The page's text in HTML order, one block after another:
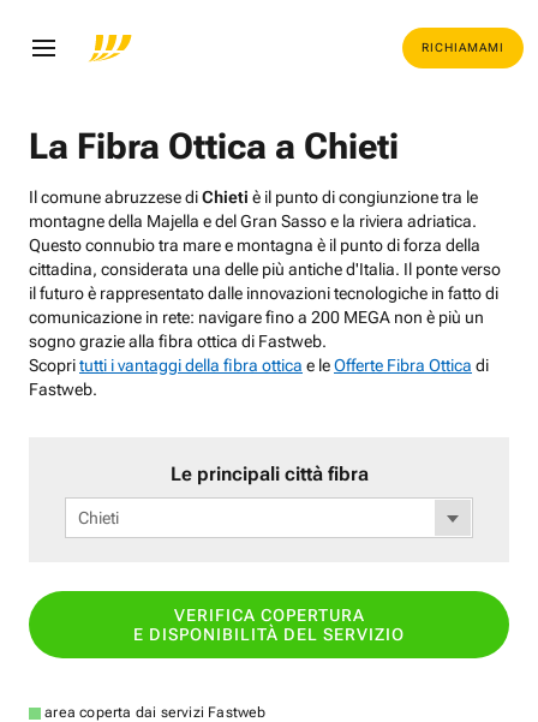
RICHIAMAMI
La Fibra Ottica a Chieti
Il comune abruzzese diChieti è il punto di congiunzione tra le
montagne della Majella e del Gran Sasso e la riviera adriatica.
Questo connubio tra mare e montagna è il punto di forza della
cittadina, considerata una delle più antiche d'Italia. Il ponte verso
il futuro è rappresentato dalle innovazioni tecnologiche in fatto di
comunicazione in rete: navigare fino a 200 MEGA non è più un
sogno grazie alla fibra ottica di Fastweb.
Scopritutti i vantaggi della fibra ottica e leOfferte Fibra Ottica di
Fastweb.
Le principali città fibra
Chieti
VERIFICA COPERTURA
E DISPONIBILITÀ DEL SERVIZIO
area coperta dai servizi Fastweb